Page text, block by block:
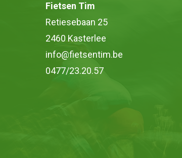
Fietsen Tim
Retiesebaan 25
2460 Kasterlee
info@fietsentim.be
0477/23.20.57